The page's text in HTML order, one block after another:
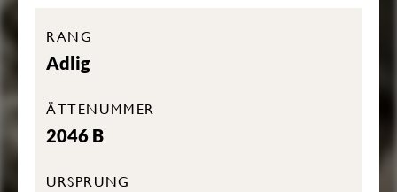
RANG
Adlig
ÄTTENUMMER
2046 B
URSPRUNG